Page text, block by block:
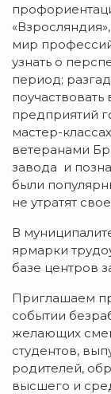
мир
узнать о
период;
предприятий
мастер-
ветеранами
завода и
были
не утратят
В
ярмарки
базе центров
Приглашаем
событии
желающих
студентов,
родителей,
высшего и